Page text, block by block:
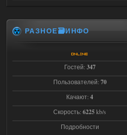
STCoP WP 3.4
Stalker-Mods-Clan-su
Объединенный Пак 2 + OGSR +
STCoP WP 3.4
РАЗНОЕ🗃️ИНФО
Гостей: 347
Пользователей: 70
Качают: 4
Скорость: 6225kb/s
Подробности